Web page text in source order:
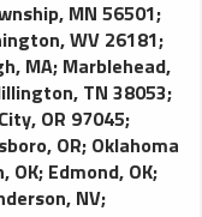
MN 56501;
WV 26181;
MA; Marblehead,
TN 38053;
OR 97045;
OR; Oklahoma
OK; Edmond, OK;
NV;